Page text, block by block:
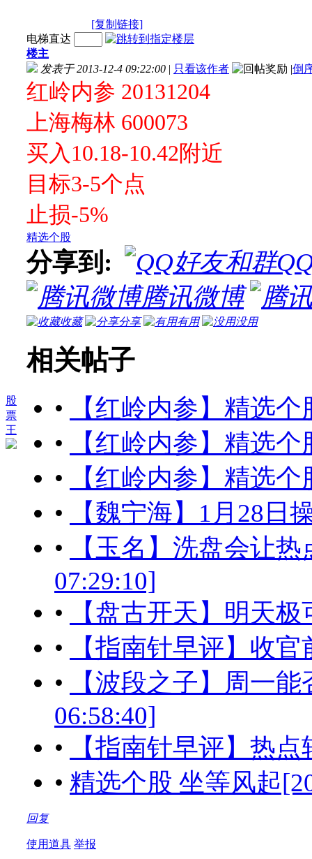
[复制链接]
股
票
王
电梯直达
楼主
发表于 2013-12-4 09:22:00 | 只看该作者 |倒
红岭内参 20131204
上海梅林 600073
买入10.18-10.42附近
目标3-5个点
止损-5%
精选个股
分享到:
腾讯微博
收藏 分享 有用 没用
相关帖子
•
【红岭内参】精选
•
【红岭内参】精选
•
【红岭内参】精选
•
【魏宁海】1月28日
•
【玉名】洗盘会让
07:29:10]
•
【盘古开天】明天
•
【指南针早评】收
•
【波段之子】周一
06:58:40]
•
【指南针早评】热
• 精选个股 坐等风起
回复
使用道具 举报